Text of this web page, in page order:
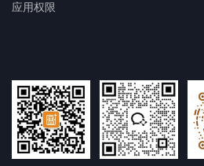
应用权限